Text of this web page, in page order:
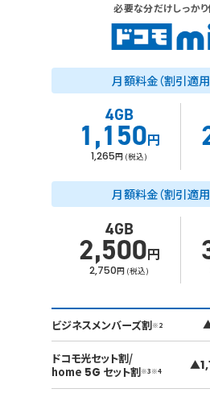
必要な分だけしっか
月額料金（割引適
4GB
1,150円
1,265円 (税込)
月額料金（割引適
4GB
2,500円
2,750円 (税込)
ビジネスメンバーズ割※2
ドコモ光セット割/
home 5G セット割※3※4 ▲